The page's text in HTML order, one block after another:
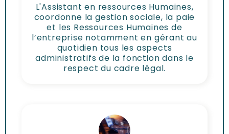
L'Assistant en ressources Humaines,
coordonne la gestion sociale, la paie
et les Ressources Humaines de
l’entreprise notamment en gérant au
quotidien tous les aspects
administratifs de la fonction dans le
respect du cadre légal.